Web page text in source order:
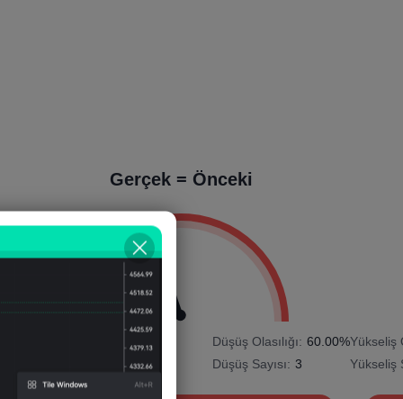
Gerçek = Önceki
Düşüş Olasılığı: 60.00%
Düşüş Sayısı: 3
Yükseliş
Yükseliş